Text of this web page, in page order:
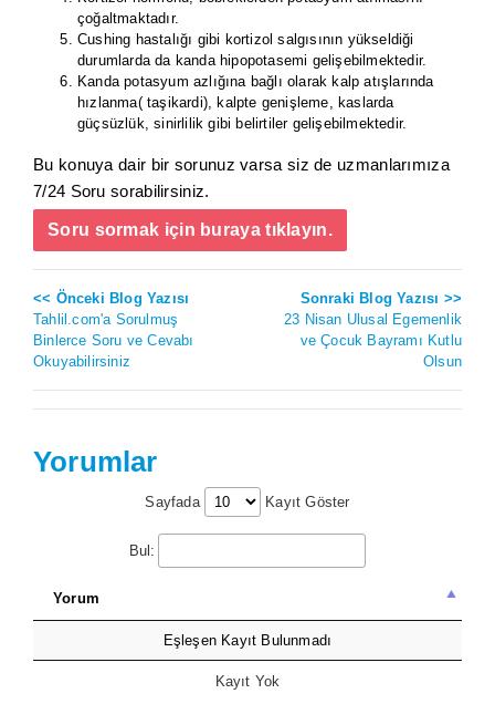
çoğaltmaktadır.
Cushing hastalığı gibi kortizol salgısının yükseldiği
durumlarda da kanda hipopotasemi gelişebilmektedir.
Kanda potasyum azlığına bağlı olarak kalp atışlarında
hızlanma( taşikardi), kalpte genişleme, kaslarda
güçsüzlük, sinirlilik gibi belirtiler gelişebilmektedir.
Bu konuya dair bir sorunuz varsa siz de uzmanlarımıza
7/24 Soru sorabilirsiniz.
Soru sormak için buraya tıklayın.
<< Önceki Blog Yazısı
Tahlil.com'a Sorulmuş
Binlerce Soru ve Cevabı
Okuyabilirsiniz
Sonraki Blog Yazısı >>
23 Nisan Ulusal Egemenlik
ve Çocuk Bayramı Kutlu
Olsun
Yorumlar
Sayfada Kayıt Göster
Bul:
Yorum
Eşleşen Kayıt Bulunmadı
Kayıt Yok